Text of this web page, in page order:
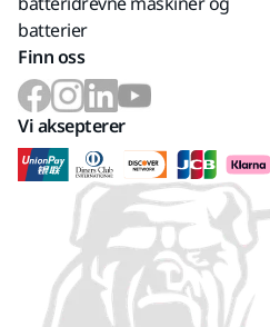
batterier
Finn oss
Vi aksepterer